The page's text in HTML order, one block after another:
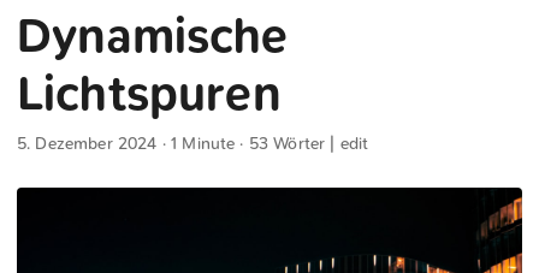
Dynamische
Lichtspuren
5. Dezember 2024 · 1 Minute · 53 Wörter | edit